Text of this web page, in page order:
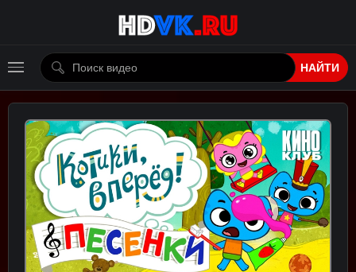
НАЙТИ